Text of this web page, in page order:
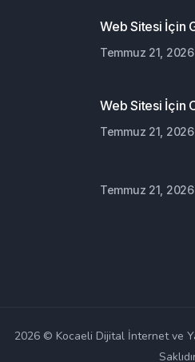
Web Sitesi İçin
Temmuz 21, 2026
Web Sitesi İçin
Temmuz 21, 2026
Temmuz 21, 2026
2026 © Kocaeli Dijital İnternet ve